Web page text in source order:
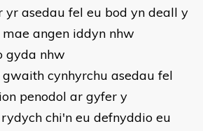
yr asedau fel eu bod yn deall y
angen iddyn nhw
gyda nhw
cynhyrchu asedau fel
penodol ar gyfer y
chi'n eu defnyddio eu